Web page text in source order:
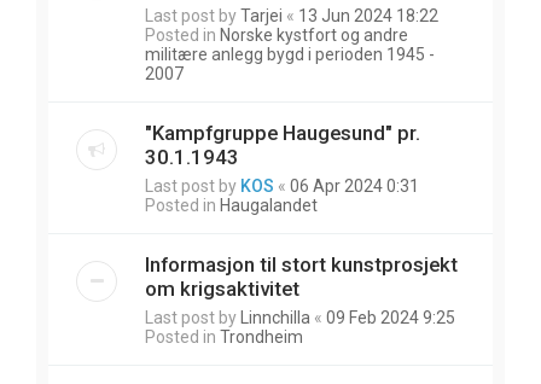
Last post byTarjei « 13 Jun 2024 18:22
Posted in Norske kystfort og andre
militære anlegg bygd i perioden 1945 -
2007
"Kampfgruppe Haugesund" pr.
30.1.1943
Last post by KOS « 06 Apr 2024 0:31
Posted in Haugalandet
Informasjon til stort kunstprosjekt
om krigsaktivitet
Last post by Linnchilla « 09 Feb 2024 9:25
Posted in Trondheim